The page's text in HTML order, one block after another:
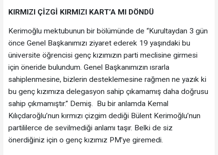
KIRMIZI ÇİZGİ KIRMIZI KART’A MI DÖNDÜ
Kerimoğlu mektubunun bir bölümünde de “Kurultaydan 3 gün
önce Genel Başkanımızı ziyaret ederek 19 yaşındaki bu
üniversite öğrencisi genç kızımızın parti meclisine girmesi
için öneride bulundum. Genel Başkanımızın ısrarla
sahiplenmesine, bizlerin desteklemesine rağmen ne yazık ki
bu genç kızımıza delegasyon sahip çıkamamış daha doğrusu
sahip çıkmamıştır.” Demiş. Bu bir anlamda Kemal
Kılıçdaroğlu’nun kırmızı çizgim dediği Bülent Kerimoğlu’nun
partililerce de sevilmediği anlamı taşır. Belki de siz
önerdiğiniz için o genç kızımız PM’ye giremedi.